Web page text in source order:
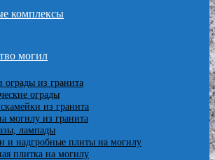
комплексы
могил
ограды из гранита
ограды
из гранита
могилу из гранита
лампады
и надгробные плиты на могилу
плитка на могилу